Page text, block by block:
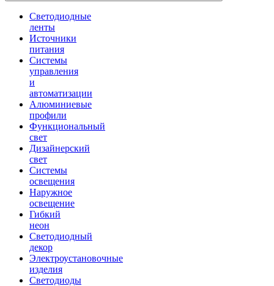
Светодиодные
ленты
Источники
питания
Системы
управления
и
автоматизации
Алюминиевые
профили
Функциональный
свет
Дизайнерский
свет
Системы
освещения
Наружное
освещение
Гибкий
неон
Светодиодный
декор
Электроустановочные
изделия
Светодиоды